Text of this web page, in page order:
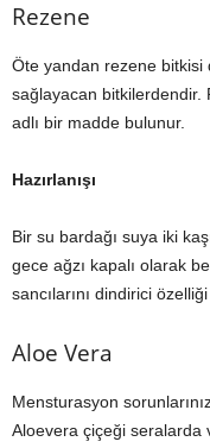
Rezene
Öte yandan rezene bitkisi
sağlayacan bitkilerdendir.
adlı bir madde bulunur.
Hazırlanışı
Bir su bardağı suya iki
gece ağzı kapalı olarak
sancılarını dindirici özelliği
Aloe Vera
Mensturasyon
Aloevera çiçeği seralarda